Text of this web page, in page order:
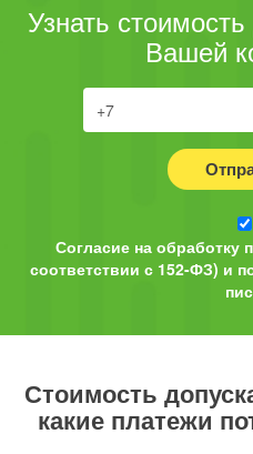
Узнать
Вашей
Согласие на обработку
соответствии с 152-ФЗ) и
Стоимость
какие платежи